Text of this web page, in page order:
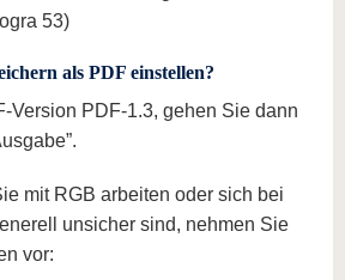
53)
als PDF einstellen?
Version PDF-1.3, gehen Sie dann
mit RGB arbeiten oder sich bei
unsicher sind, nehmen Sie
vor: